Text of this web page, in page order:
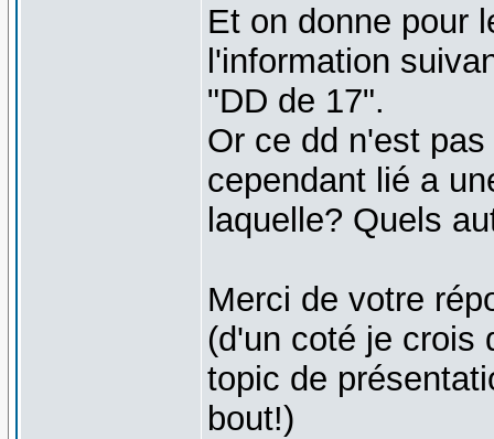
Et on donne pour
l'information
"DD de 17".
Or ce dd n'est
cependant lié a
laquelle? Quels
Merci de votre
(d'un coté je crois
topic de
bout!)